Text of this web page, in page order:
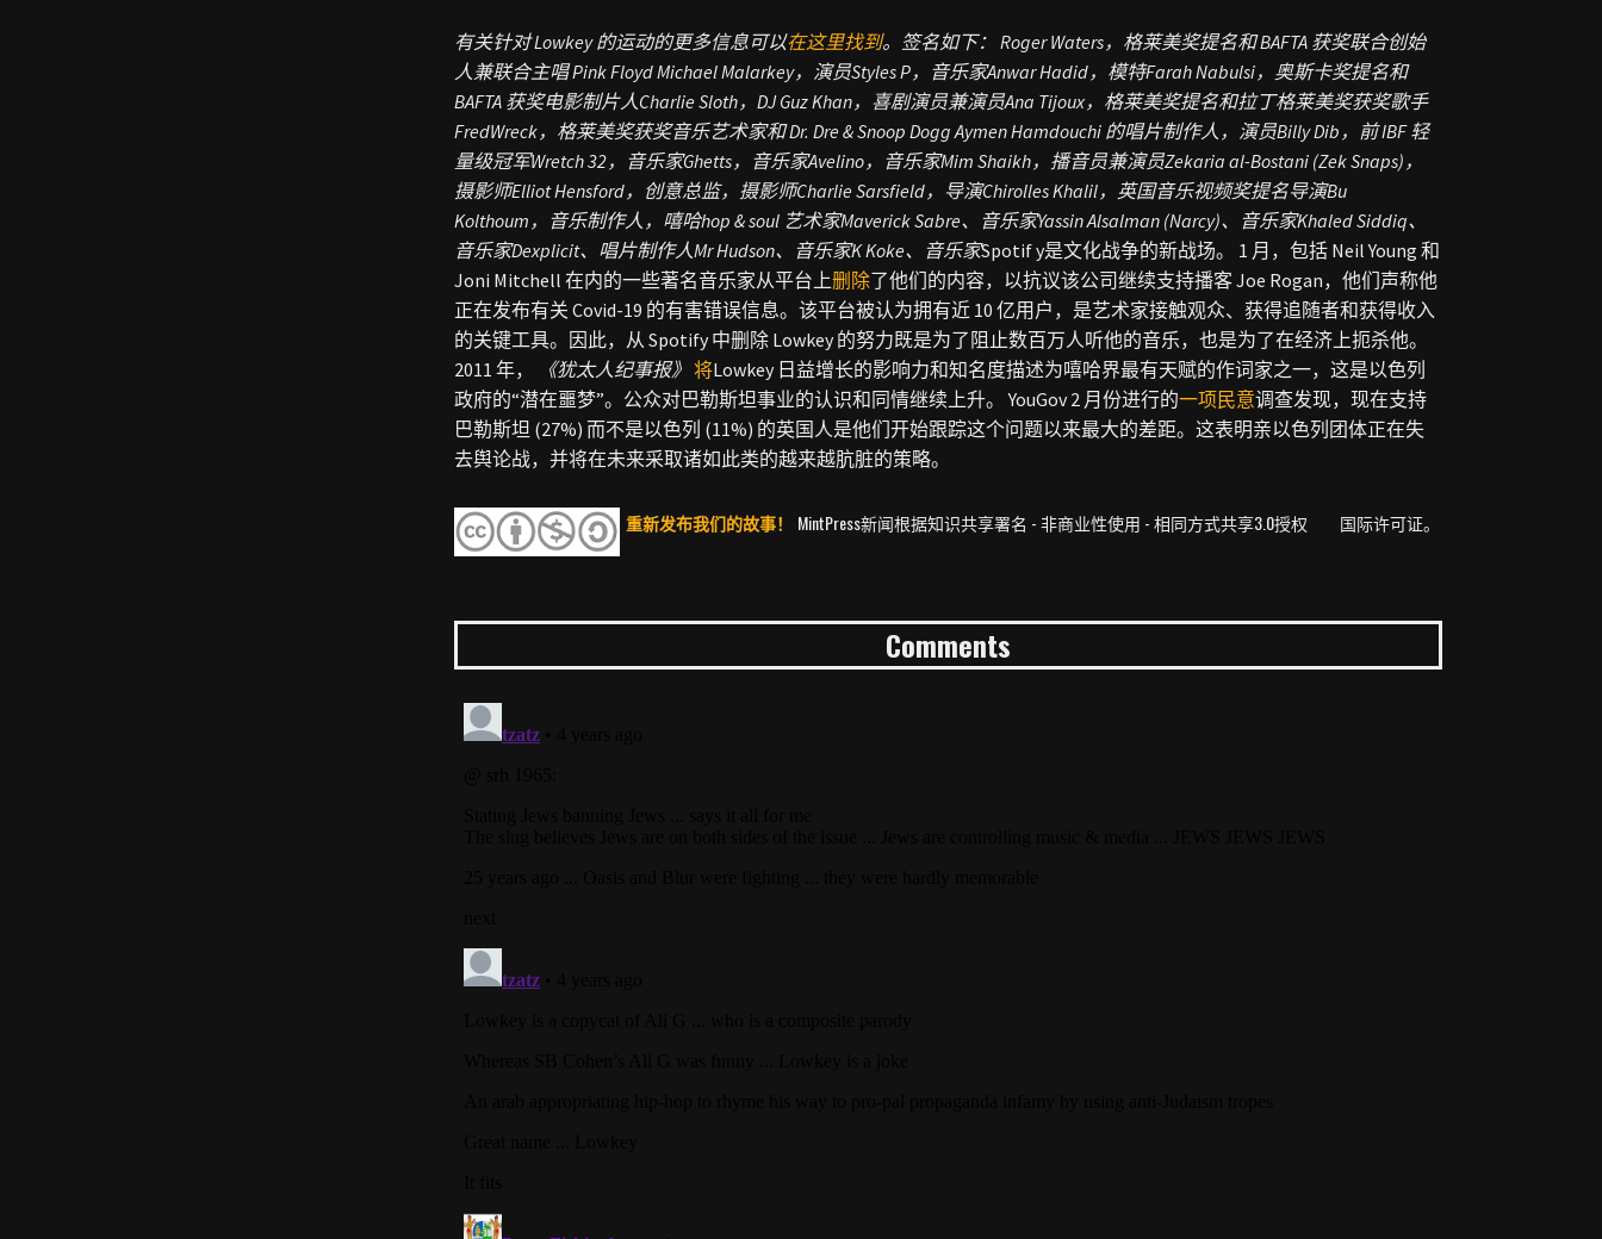
有关针对 Lowkey 的运动的更多信息可以在这里找到。 签名如下： Roger Waters，格莱美奖提名和 BAFTA 获奖联合创始
人兼联合主唱 Pink FloydMichael Malarkey，演员Styles P，音乐家Anwar Hadid，模特Farah Nabulsi，奥斯卡奖提名和
BAFTA 获奖电影制片人Charlie Sloth，DJGuz Khan，喜剧演员兼演员Ana Tijoux，格莱美奖提名和拉丁格莱美奖获奖歌手
FredWreck，格莱美奖获奖音乐艺术家和 Dr. Dre & Snoop Dogg Aymen Hamdouchi 的唱片制作人，演员Billy Dib，前 IBF 轻
量级冠军Wretch 32，音乐家Ghetts，音乐家Avelino，音乐家Mim Shaikh，播音员兼演员Zekaria al-Bostani (Zek Snaps)，
摄影师Elliot Hensford，创意总监，摄影师Charlie Sarsfield，导演Chirolles Khalil，英国音乐视频奖提名导演Bu
Kolthoum，音乐制作人，嘻哈hop & soul 艺术家Maverick Sabre、音乐家Yassin Alsalman (Narcy)、音乐家Khaled Siddiq、
音乐家Dexplicit、唱片制作人Mr Hudson、音乐家K Koke、音乐家Spotif y是文化战争的新战场。 1 月，包括 Neil Young 和
Joni Mitchell 在内的一些著名音乐家从平台上删除了他们的内容，以抗议该公司继续支持播客 Joe Rogan，他们声称他
正在发布有关 Covid-19 的有害错误信息。该平台被认为拥有近 10 亿用户，是艺术家接触观众、获得追随者和获得收入
的关键工具。因此，从 Spotify 中删除 Lowkey 的努力既是为了阻止数百万人听他的音乐，也是为了在经济上扼杀他。
2011 年，
《犹太人纪事报》 将Lowkey 日益增长的影响力和知名度描述为嘻哈界最有天赋的作词家之一，这是以色列
政府的“潜在噩梦”。 公众对巴勒斯坦事业的认识和同情继续上升。 YouGov2 月份进行的一项民意调查发现，现在支持
巴勒斯坦 (27%) 而不是以色列 (11%) 的英国人是他们开始跟踪这个问题以来最大的差距。这表明亲以色列团体正在失
去舆论战，并将在未来采取诸如此类的越来越肮脏的策略。
重新发布我们的故事！ MintPress新闻根据知识共享署名 - 非商业性使用 - 相同方式共享3.0授权 国际许可证。
Comments